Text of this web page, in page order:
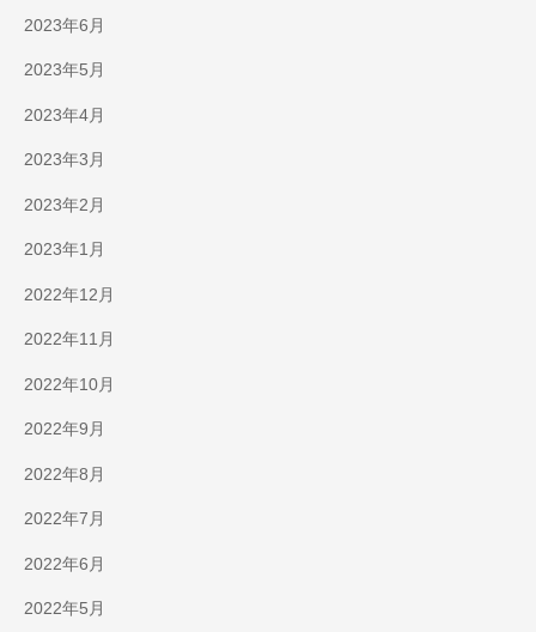
2023年6月
2023年5月
2023年4月
2023年3月
2023年2月
2023年1月
2022年12月
2022年11月
2022年10月
2022年9月
2022年8月
2022年7月
2022年6月
2022年5月